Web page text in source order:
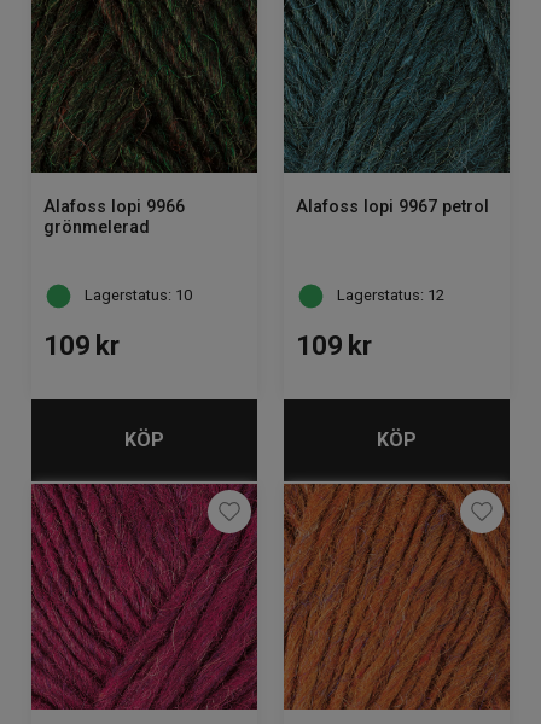
Alafoss lopi 9966
grönmelerad
Lagerstatus: 10
109 kr
KÖP
Alafoss lopi 9967 petrol
Lagerstatus: 12
109 kr
KÖP